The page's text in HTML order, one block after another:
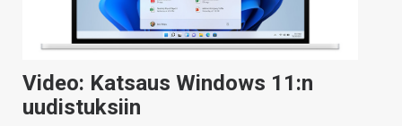
Video: Katsaus Windows 11:n
uudistuksiin